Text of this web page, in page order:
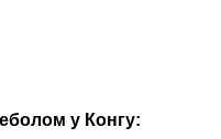
у Конгу: